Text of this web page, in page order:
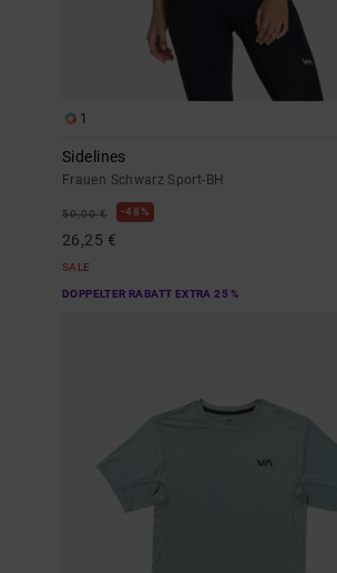
1
Sidelines
Frauen Schwarz Sport-BH
50,00 € 48%
26,25 €
SALE
DOPPELTER RABATT EXTRA 25 %